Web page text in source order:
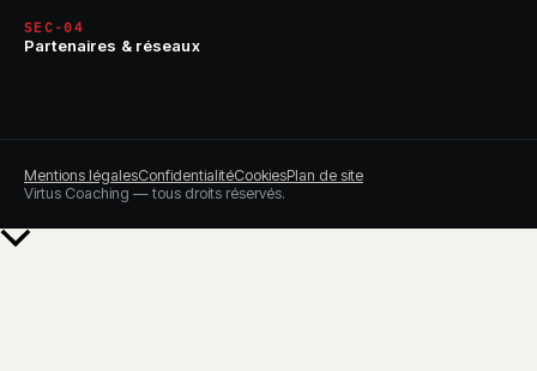
SEC-04
Partenaires & réseaux
Mentions légalesConfidentialitéCookiesPlan de site
Virtus Coaching — tous droits réservés.